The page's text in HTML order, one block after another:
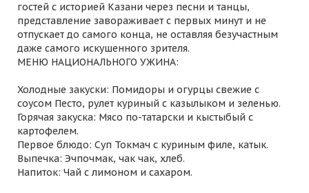
гостей с историей Казани через песни и танцы,
представление завораживает с первых минут и не
отпускает до самого конца, не оставляя безучастным
даже самого искушенного зрителя.
МЕНЮ НАЦИОНАЛЬНОГО УЖИНА:
Холодные закуски: Помидоры и огурцы свежие с
соусом Песто, рулет куриный с казылыком и зеленью.
Горячая закуска: Мясо по-татарски и кыстыбый с
картофелем.
Первое блюдо: Суп Токмач с куриным филе, катык.
Выпечка: Эчпочмак, чак чак, хлеб.
Напиток: Чай с лимоном и сахаром.